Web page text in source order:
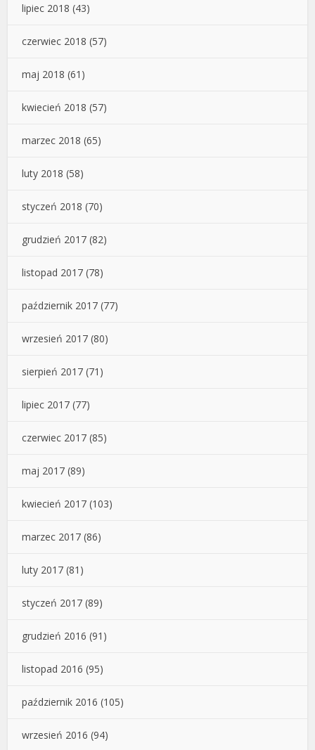
lipiec 2018 (43)
czerwiec 2018 (57)
maj 2018 (61)
kwiecień 2018 (57)
marzec 2018 (65)
luty 2018 (58)
styczeń 2018 (70)
grudzień 2017 (82)
listopad 2017 (78)
październik 2017 (77)
wrzesień 2017 (80)
sierpień 2017 (71)
lipiec 2017 (77)
czerwiec 2017 (85)
maj 2017 (89)
kwiecień 2017 (103)
marzec 2017 (86)
luty 2017 (81)
styczeń 2017 (89)
grudzień 2016 (91)
listopad 2016 (95)
październik 2016 (105)
wrzesień 2016 (94)